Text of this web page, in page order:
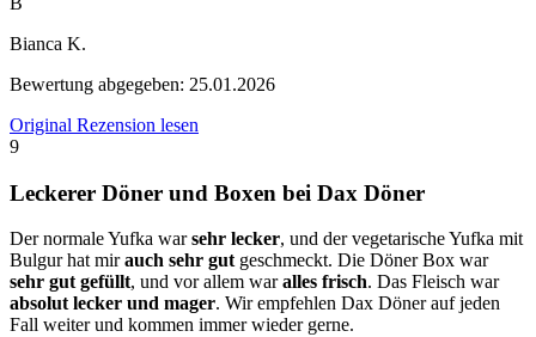
Bianca K.
Bewertung abgegeben: 25.01.2026
Original Rezension lesen
9
Leckerer Döner und Boxen bei Dax Döner
Der normale Yufka warsehr lecker, und der vegetarische Yufka mit
Bulgur hat mirauch sehr gutgeschmeckt. Die Döner Box war
sehr gut gefüllt, und vor allem waralles frisch. Das Fleisch war
absolut lecker und mager. Wir empfehlen Dax Döner auf jeden
Fall weiter und kommen immer wieder gerne.